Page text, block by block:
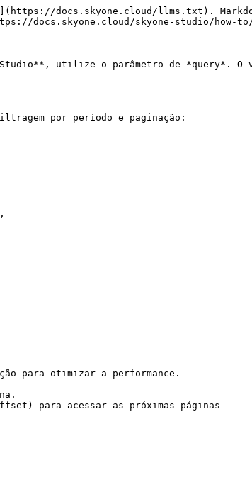
docs.skyone.cloud/llms.txt).
docs.skyone.cloud/skyone-studio/
utilize o parâmetro de *query*. O
por período e paginação:
para otimizar a performance.
para acessar as próximas páginas